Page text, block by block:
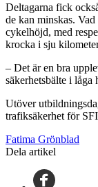
Deltagarna fick
de kan minskas.
cykelhöjd, med
krocka i sju
– Det är en bra
säkerhetsbälte i låga
Utöver
trafiksäkerhet för
Fatima Grönblad
Dela artikel